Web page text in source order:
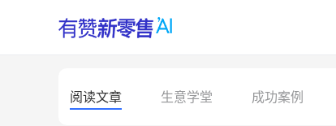
阅读文章 生意学堂 成功案例